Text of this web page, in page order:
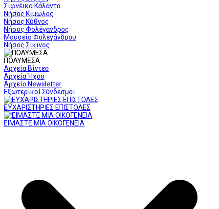
Σιφνέικα Κάλαντα
Νήσος Κίμωλος
Νήσος Κύθνος
Νήσος Φολέγανδρος
Μουσείο Φολεγάνδρου
Νήσος Σίκινος
ΠΟΛΥΜΕΣΑ
Αρχεία Βίντεο
Αρχεία Ήχου
Αρχείο Newsletter
Εξωτερικοί Σύνδεσμοι
ΕΥΧΑΡΙΣΤΗΡΙΕΣ ΕΠΙΣΤΟΛΕΣ
ΕΙΜΑΣΤΕ ΜΙΑ ΟΙΚΟΓΕΝΕΙΑ